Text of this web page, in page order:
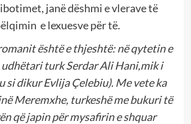
janë dëshmi e vlerave të
e lexuesve për të.
është e thjeshtë: në qytetin e
turk Serdar Ali Hani,mik i
si dikur Evlija Çelebiu). Me vete ka
Meremxhe, turkeshë me bukuri të
që japin për mysafirin e shquar